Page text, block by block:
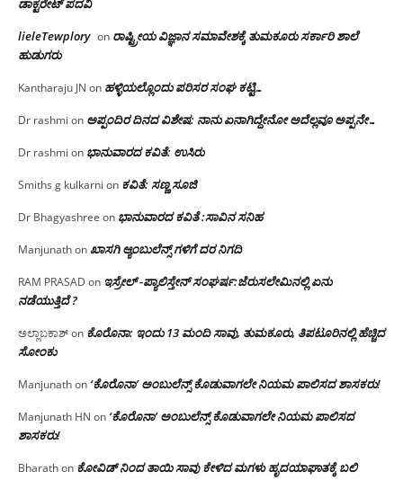
ಡಾಕ್ಟರೇಟ್ ಪದವಿ
lieleTewplory on ರಾಷ್ಟ್ರೀಯ ವಿಜ್ಞಾನ ಸಮಾವೇಶಕ್ಕೆ‌ ತುಮಕೂರು ಸರ್ಕಾರಿ ಶಾಲೆ
ಹುಡುಗರು
Kantharaju JN on ಹಳ್ಳಿಯಲ್ಲೊಂದು ಪರಿಸರ ಸಂಘ ಕಟ್ಟಿ…
Dr rashmi on ಅಪ್ಪಂದಿರ ದಿನದ ವಿಶೇಷ: ನಾನು ಏನಾಗಿದ್ದೇನೋ‌ ಅದೆಲ್ಲವೂ ಅಪ್ಪನೇ…
Dr rashmi on ಭಾನುವಾರದ ಕವಿತೆ: ಉಸಿರು
Smiths g kulkarni on ಕವಿತೆ: ಸಣ್ಣ ಸೂಜಿ
Dr Bhagyashree on ಭಾನುವಾರದ ಕವಿತೆ :ಸಾವಿನ ಸನಿಹ
Manjunathonಖಾಸಗಿ ಆ್ಯಂಬುಲೆನ್ಸ್ ಗಳಿಗೆ ದರ ನಿಗದಿ
RAM PRASAD on ಇಸ್ರೇಲ್ -ಪ್ಯಾಲಿಸ್ತೇನ್ ಸಂಘರ್ಷ:ಜೆರುಸಲೇಮಿನಲ್ಲಿ ಏನು
ನಡೆಯುತ್ತಿದೆ ?
ಅಲ್ಲಾಬಕಾಶ್on ಕೊರೊನಾ: ಇಂದು 13 ಮಂದಿ ಸಾವು, ತುಮಕೂರು, ತಿಪಟೂರಿನಲ್ಲಿ ಹೆಚ್ಚಿದ
ಸೋಂಕು
Manjunathon ‘ಕೊರೊನಾ’ ಅಂಬುಲೆನ್ಸ್ ಕೊಡುವಾಗಲೇ ನಿಯಮ ಪಾಲಿಸದ ಶಾಸಕರು!
Manjunath HN on ‘ಕೊರೊನಾ’ ಅಂಬುಲೆನ್ಸ್ ಕೊಡುವಾಗಲೇ ನಿಯಮ ಪಾಲಿಸದ
ಶಾಸಕರು!
Bharathon ಕೋವಿಡ್ ನಿಂದ ತಾಯಿ ಸಾವು ಕೇಳಿದ ಮಗಳು ಹೃದಯಾಘಾತಕ್ಕೆ ಬಲಿ